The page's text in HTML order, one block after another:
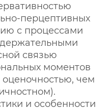
перцептивных
с процессами
связью
моментов
чем
и особенности